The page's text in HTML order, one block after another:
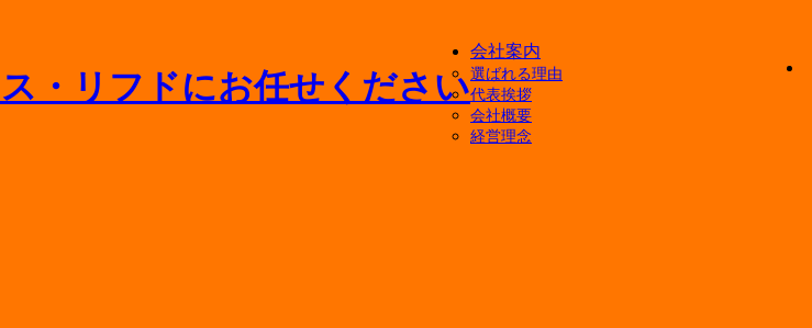
会社案内
選ばれる理由
代表挨拶
会社概要
経営理念
換の相場をプロが解説
ポイント
ースを徹底解説